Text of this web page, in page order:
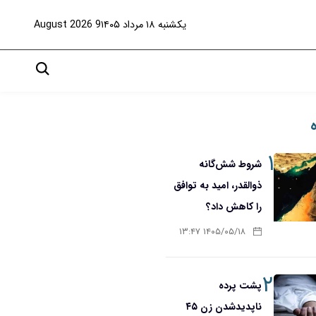
یکشنبه ۱۸ مرداد ۱۴۰۵ 9 August 2026
۱ شروط شش‌گانه
ذوالقدر، امید به توافق
را کاهش داد؟
۱۴۰۵/۰۵/۱۸ ۱۳:۴۷
۲پشت پرده
ناپدیدشدن زن ۴۵